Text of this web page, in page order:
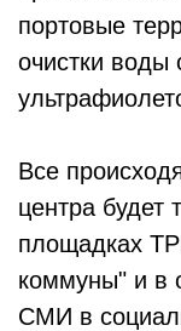
портовые
очистки воды
Все
центра будет
площадках
коммуны" и в
СМИ в